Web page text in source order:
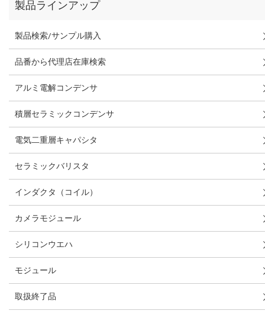
製品ラインアップ
製品検索/サンプル購入
品番から代理店在庫検索
アルミ電解コンデンサ
積層セラミックコンデンサ
電気二重層キャパシタ
セラミックバリスタ
インダクタ（コイル）
カメラモジュール
シリコンウエハ
モジュール
取扱終了品